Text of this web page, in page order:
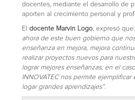
docentes, mediante el desarrollo de
aporten al crecimiento personal y
El docente Marvin Logo , expresó que:
ahora de este buen gobierno que
enseñanza en mejora, mejora
realizar proyectos nuevos para
lograr mejores enseñanzas, en el
INNOVATEC nos permite ejemplificar
logar grandes aprendizajes”.